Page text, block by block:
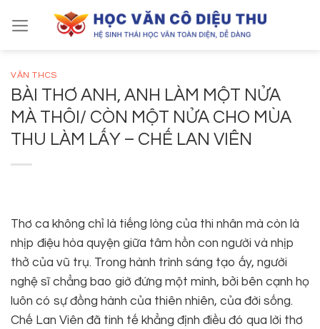
VĂN THCS
BÀI THƠ ANH, ANH LÀM MỘT NỬA
MÀ THÔI/ CÒN MỘT NỬA CHO MÙA
THU LÀM LẤY – CHẾ LAN VIÊN
Thơ ca không chỉ là tiếng lòng của thi nhân mà còn là
nhịp điệu hòa quyện giữa tâm hồn con người và nhịp
thở của vũ trụ. Trong hành trình sáng tạo ấy, người
nghệ sĩ chẳng bao giờ đứng một mình, bởi bên cạnh họ
luôn có sự đồng hành của thiên nhiên, của đời sống.
Chế Lan Viên đã tinh tế khẳng định điều đó qua lời thơ